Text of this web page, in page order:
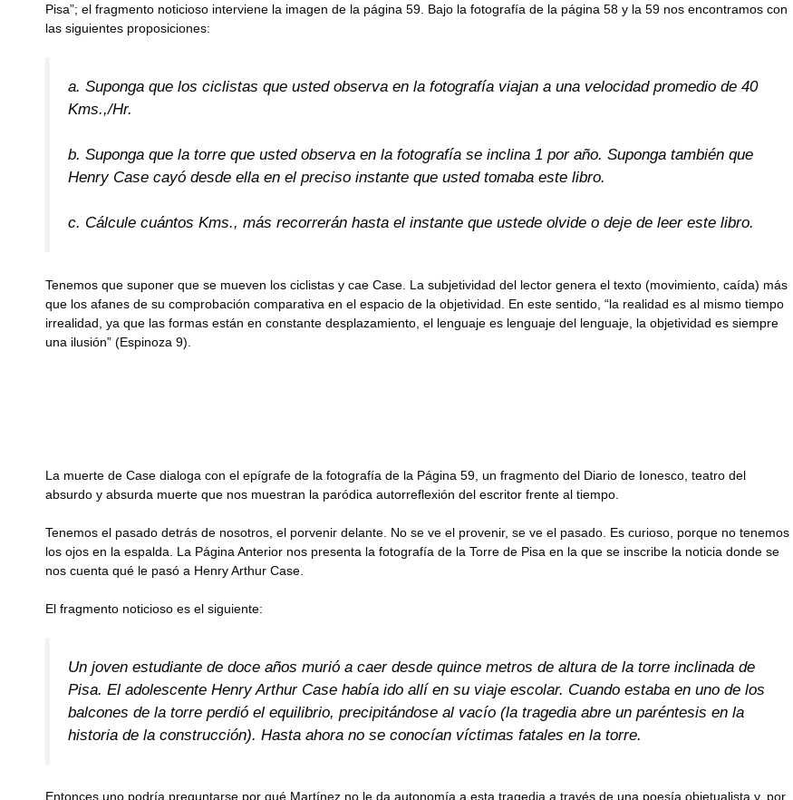
Pisa”; el fragmento noticioso interviene la imagen de la página 59. Bajo la fotografía de la página 58 y la 59 nos encontramos con
las siguientes proposiciones:
a. Suponga que los ciclistas que usted observa en la fotografía viajan a una velocidad promedio de 40
Kms.,/Hr.
b. Suponga que la torre que usted observa en la fotografía se inclina 1 por año. Suponga también que
Henry Case cayó desde ella en el preciso instante que usted tomaba este libro.
c. Cálcule cuántos Kms., más recorrerán hasta el instante que ustede olvide o deje de leer este libro.
Tenemos que suponer que se mueven los ciclistas y cae Case. La subjetividad del lector genera el texto (movimiento, caída) más
que los afanes de su comprobación comparativa en el espacio de la objetividad. En este sentido, “la realidad es al mismo tiempo
irrealidad, ya que las formas están en constante desplazamiento, el lenguaje es lenguaje del lenguaje, la objetividad es siempre
una ilusión” (Espinoza 9).
La muerte de Case dialoga con el epígrafe de la fotografía de la Página 59, un fragmento del Diario de Ionesco, teatro del
absurdo y absurda muerte que nos muestran la paródica autorreflexión del escritor frente al tiempo.
Tenemos el pasado detrás de nosotros, el porvenir delante. No se ve el provenir, se ve el pasado. Es curioso, porque no tenemos
los ojos en la espalda. La Página Anterior nos presenta la fotografía de la Torre de Pisa en la que se inscribe la noticia donde se
nos cuenta qué le pasó a Henry Arthur Case.
El fragmento noticioso es el siguiente:
Un joven estudiante de doce años murió a caer desde quince metros de altura de la torre inclinada de
Pisa. El adolescente Henry Arthur Case había ido allí en su viaje escolar. Cuando estaba en uno de los
balcones de la torre perdió el equilibrio, precipitándose al vacío (la tragedia abre un paréntesis en la
historia de la construcción). Hasta ahora no se conocían víctimas fatales en la torre.
Entonces uno podría preguntarse por qué Martínez no le da autonomía a esta tragedia a través de una poesía objetualista y, por